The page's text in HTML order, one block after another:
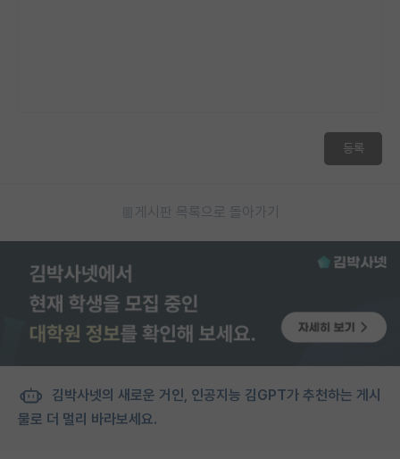
등록
게시판 목록으로 돌아가기
김박사넷의 새로운 거인, 인공지능 김GPT가 추천하는 게시
물로 더 멀리 바라보세요.